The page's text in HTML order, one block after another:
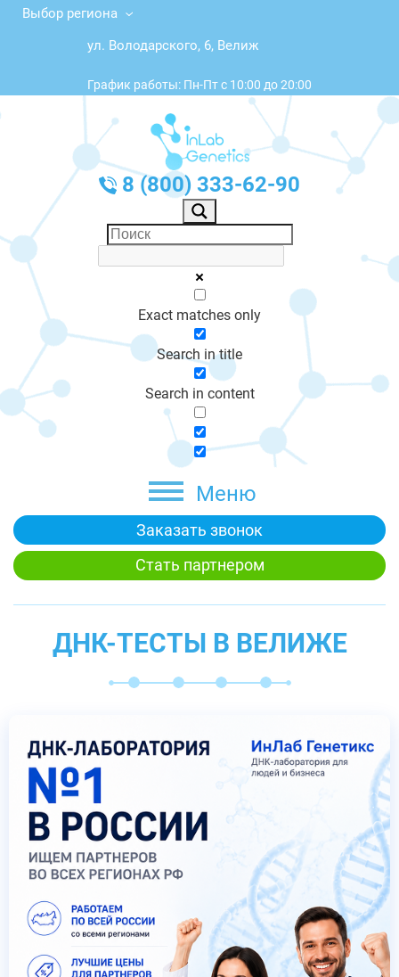
Выбор региона
ул. Володарского, 6, Велиж
График работы: Пн-Пт с 10:00 до 20:00
8 (800) 333-62-90
Exact matches only
Search in title
Search in content
Меню
Заказать звонок
Стать партнером
ДНК-ТЕСТЫ В ВЕЛИЖЕ